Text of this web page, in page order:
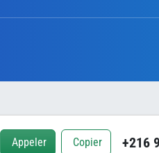
Appeler Copier +216